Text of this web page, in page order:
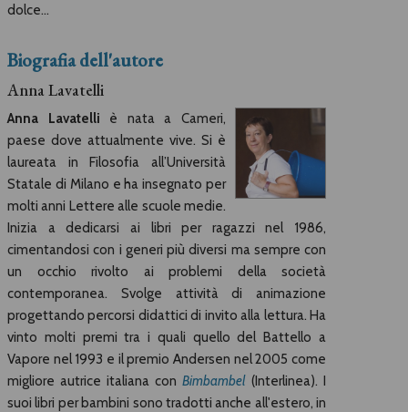
dolce...
Biografia dell'autore
Anna Lavatelli
Anna Lavatelli è nata a Cameri,
paese dove attualmente vive. Si è
laureata in Filosofia all’Università
Statale di Milano e ha insegnato per
molti anni Lettere alle scuole medie.
Inizia a dedicarsi ai libri per ragazzi nel 1986,
cimentandosi con i generi più diversi ma sempre con
un occhio rivolto ai problemi della società
contemporanea. Svolge attività di animazione
progettando percorsi didattici di invito alla lettura. Ha
vinto molti premi tra i quali quello del Battello a
Vapore nel 1993 e il premio Andersen nel 2005 come
migliore autrice italiana con Bimbambel (Interlinea). I
suoi libri per bambini sono tradotti anche all'estero, in